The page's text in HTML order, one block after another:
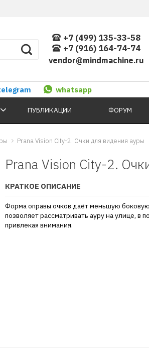
+7 (499) 135-33-58
+7 (916) 164-74-74
vendor@mindmachine.ru
whatsapp
ПУБЛИКАЦИИ ФОРУМ
Prana Vision City-2. Очки для видения ауры
Prana Vision City-2.
КРАТКОЕ ОПИСАНИЕ
Форма оправы очков даёт меньшую боковую
позволяет рассматривать ауру на улице, в
привлекая внимания.